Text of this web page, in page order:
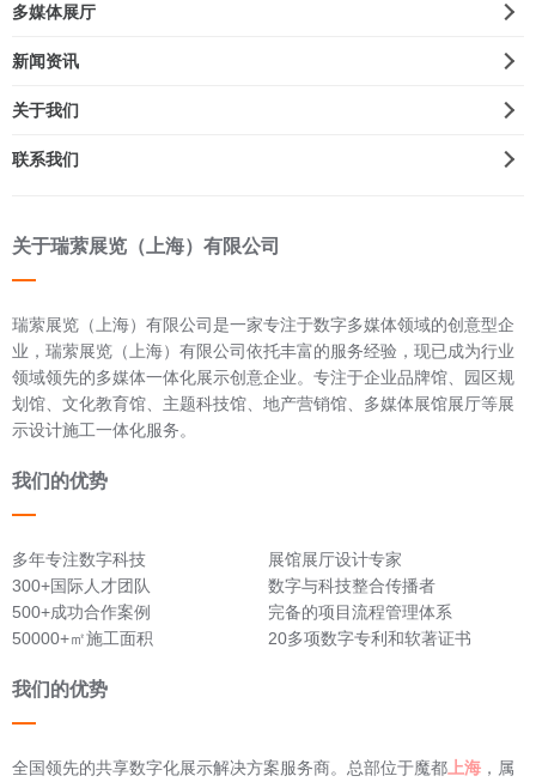
多媒体展厅
新闻资讯
关于我们
联系我们
关于瑞萦展览（上海）有限公司
瑞萦展览（上海）有限公司是一家专注于数字多媒体领域的创意型企
业，瑞萦展览（上海）有限公司依托丰富的服务经验，现已成为行业
领域领先的多媒体一体化展示创意企业。专注于企业品牌馆、园区规
划馆、文化教育馆、主题科技馆、地产营销馆、多媒体展馆展厅等展
示设计施工一体化服务。
我们的优势
多年专注数字科技
300+国际人才团队
500+成功合作案例
50000+㎡施工面积
展馆展厅设计专家
数字与科技整合传播者
完备的项目流程管理体系
20多项数字专利和软著证书
我们的优势
全国领先的共享数字化展示解决方案服务商。总部位于魔都 上海 ，属